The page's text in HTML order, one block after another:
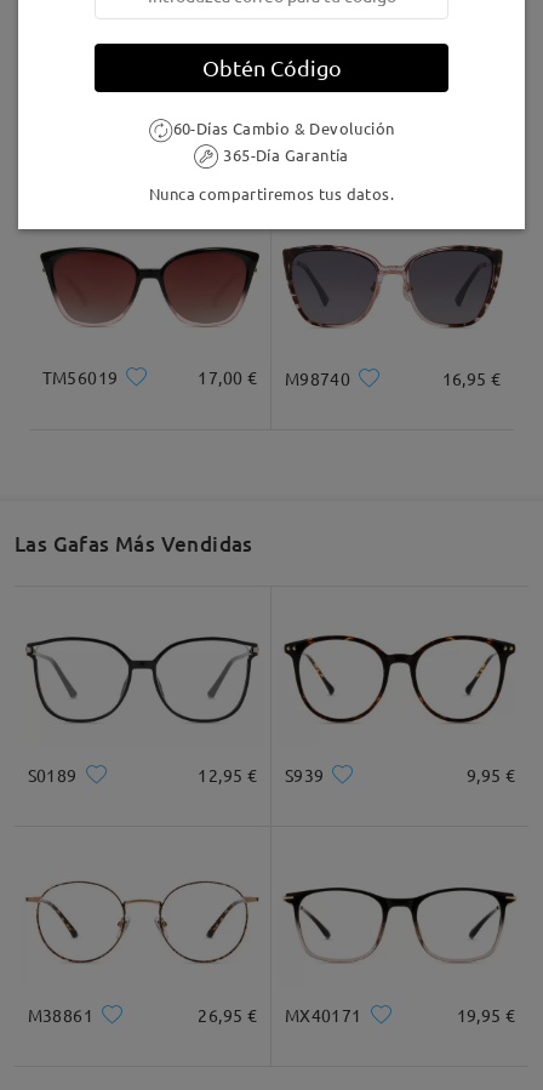
9,95 € Judy123
TM56019 17,00 € M98740 16,95 €
Las Gafas Más Vendidas
S0189 12,95 € S939 9,95 €
M38861 26,95 € MX40171 19,95 €
Obtén Código
60-Días Cambio & Devolución
365-Día Garantía
Nunca compartiremos tus datos.